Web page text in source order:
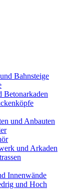
Bahnsteige
Betonarkaden
und Anbauten
und Arkaden
Innenwände
und Hoch